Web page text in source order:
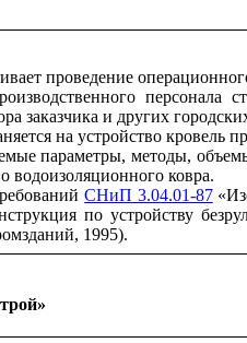
проведение
заказчика и других
на устройство
параметры, методы,
водоизоляционного ковра.
СНиП 3.04.01-87
по устройству
1995).